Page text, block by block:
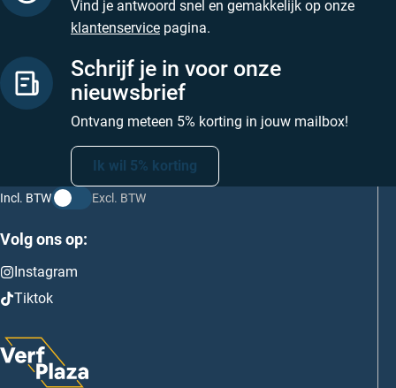
Vind je antwoord snel en gemakkelijk op onze
klantenservice pagina.
Schrijf je in voor onze
nieuwsbrief
Ontvang meteen 5% korting in jouw mailbox!
Ik wil 5% korting
Incl. BTW Excl. BTW
Volg ons op:
Instagram
Tiktok